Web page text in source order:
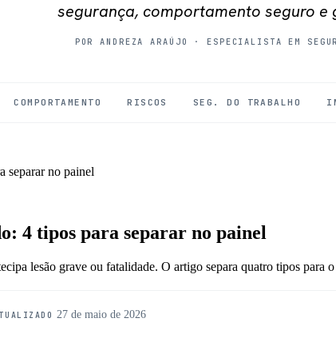
segurança, comportamento seguro e
POR ANDREZA ARAÚJO · ESPECIALISTA EM
COMPORTAMENTO RISCOS SEG. DO TRABALHO
separar no painel
4 tipos para separar no painel
lesão grave ou fatalidade. O artigo separa quatro tipos
27 de maio de 2026